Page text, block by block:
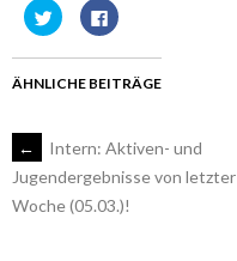
Klick,
um
Twitter
teilen
Fenster
geöffnet)
Klick,
um
Facebook
teilen
Fenster
geöffnet)
ÄHNLICHE BEITRÄGE
ARTIKEL-
NAVIGATION
←
Intern: Aktiven- und
Jugendergebnisse von letzter
Woche (05.03.)!